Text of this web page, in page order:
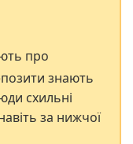
про
знають
схильні
за нижчої